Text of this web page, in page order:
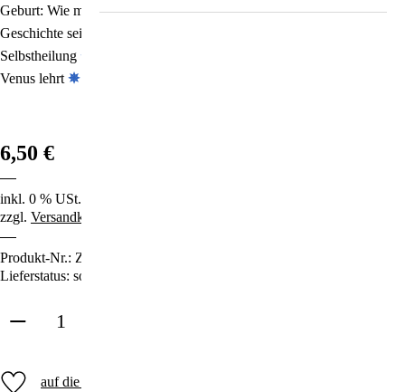
Geburt: Wie man die Seele des Kindes schützt✵Erster Weltkrieg: Die
Geschichte seiner wahren Gründe
Selbstheilung ✵
Venus lehrt ✵Wundermittel Apfelessig
6,50 €
inkl. 0 % USt.
zzgl. Versandkosten
Produkt-Nr.: ZS80
Lieferstatus: sofort lieferbar
auf die Merkliste
Abonnement
St. Helia-Produkte
Spezial-Angebote